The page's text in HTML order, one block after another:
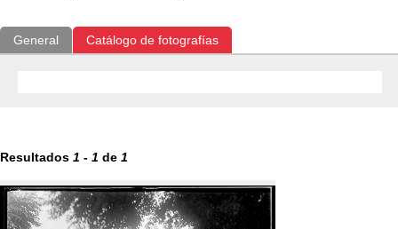
General Catálogo de fotografías
Resultados 1 - 1 de 1